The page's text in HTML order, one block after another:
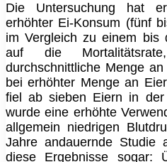
Die Untersuchung hat
erhöhter Ei-Konsum (fünf
im Vergleich zu einem bis
auf die
durchschnittliche Menge
bei erhöhter Menge an
fiel ab sieben Eiern in
wurde eine erhöhte
allgemein niedrigen
Jahre andauernde Studie
diese Ergebnisse sogar: